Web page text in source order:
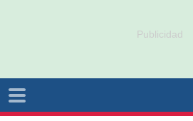
Publicidad